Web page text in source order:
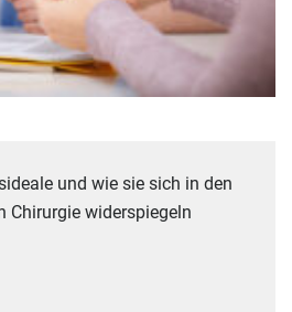
und wie sie sich in den
Chirurgie widerspiegeln